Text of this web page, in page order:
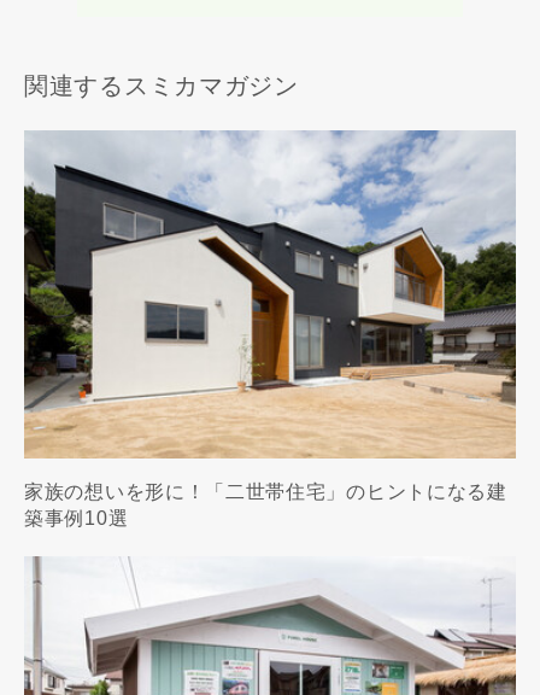
関連するスミカマガジン
家族の想いを形に！「二世帯住宅」のヒントになる建
築事例10選